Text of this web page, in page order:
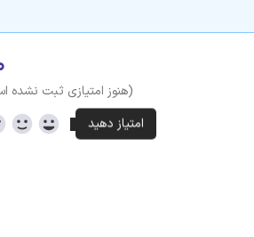
(هنوز امتیازی ثبت نشده